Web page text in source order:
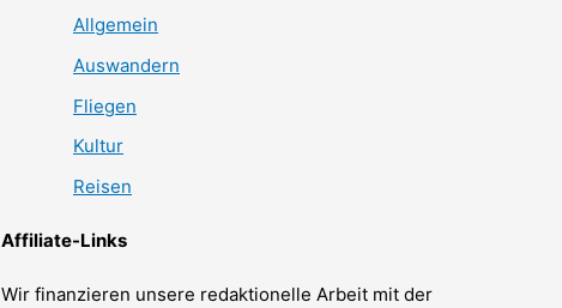
Allgemein
Auswandern
Fliegen
Kultur
Reisen
Affiliate-Links
Wir finanzieren unsere redaktionelle Arbeit mit der